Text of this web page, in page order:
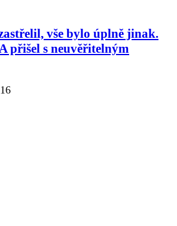
vše bylo úplně jinak.
přišel s neuvěřitelným